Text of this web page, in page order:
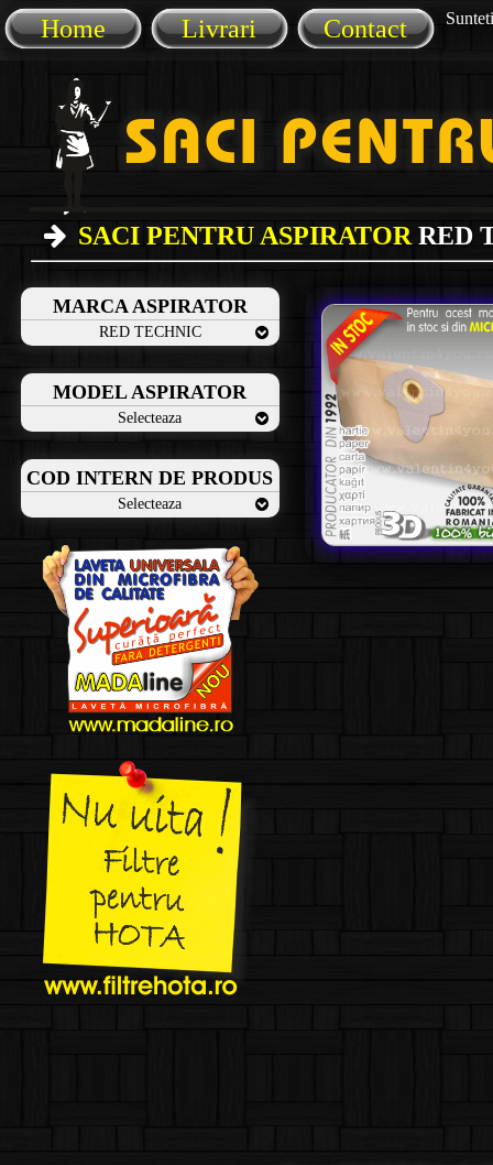
Home Livrari Contact
SACI PENTRU ASPIRATOR RED
MARCA ASPIRATOR
RED TECHNIC
MODEL ASPIRATOR
Selecteaza
COD INTERN DE PRODUS
Selecteaza